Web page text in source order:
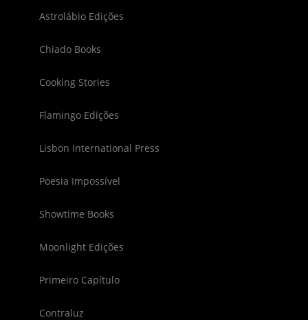
Astrolábio Edições
Chiado Books
Cooking Stories
Flamingo Edições
Lisbon International Press
Poesia Impossível
Showtime Books
Moonlight Edições
Primeiro Capítulo
Contraluz